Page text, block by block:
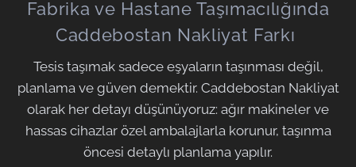
Fabrika ve Hastane Taşımacılığında
Caddebostan Nakliyat Farkı
Tesis taşımak sadece eşyaların taşınması değil,
planlama ve güven demektir. Caddebostan Nakliyat
olarak her detayı düşünüyoruz: ağır makineler ve
hassas cihazlar özel ambalajlarla korunur, taşınma
öncesi detaylı planlama yapılır.